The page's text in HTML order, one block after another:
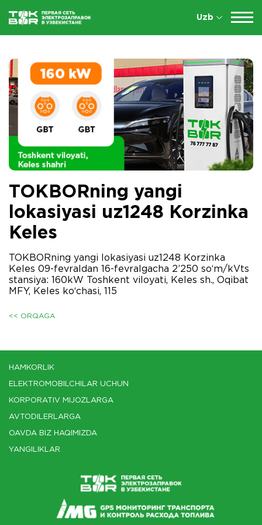
Uzb
TOKBORning yangi
lokasiyasi uz1248 Korzinka
Keles
TOKBORning yangi lokasiyasi uz1248 Korzinka
Keles 09-fevraldan 16-fevralgacha 2’250 so‘m/kVts
stansiya: 160kW Toshkent viloyati, Keles sh., Oqibat
MFY, Keles ko‘chasi, 115
<< ORQAGA
HAMKORLIK
ELEKTROMOBILCHILAR UCHUN
KORPORATIV MIJOZLARGA
AVTODILERLARGA
OAVDA BIZ HAQIMIZDA
YANGILIKLAR